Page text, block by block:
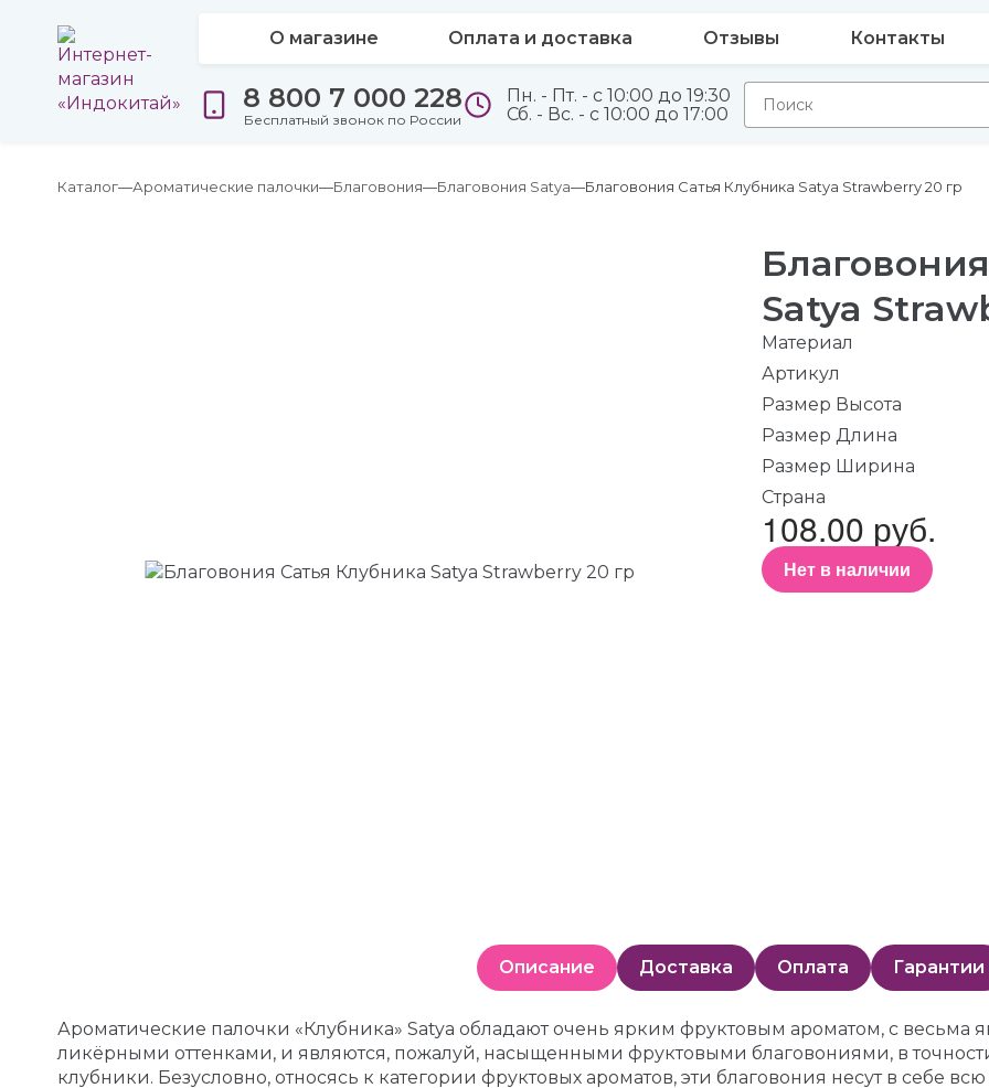
О магазине Оплата и доставка Отзывы Контакты
8 800 7 000 228
Бесплатный звонок по России
Пн. - Пт. - с 10:00 до 19:30
Сб. - Вс. - с 10:00 до 17:00
Каталог Ароматические палочки Благовония Благовония Satya Благовония Сатья Клубника Satya Strawberry 20 гр
Satya
Материал
Артикул
Размер Высота
Размер Длина
Размер Ширина
Страна
108.00 руб.
Нет в наличии
Описание Доставка Оплата Гарантии
Ароматические палочки «Клубника» Satya обладают очень ярким фруктовым ароматом, с
ликёрными оттенками, и являются, пожалуй, насыщенными фруктовыми благовониями, в
клубники. Безусловно, относясь к категории фруктовых ароматов, эти благовония несут в себе